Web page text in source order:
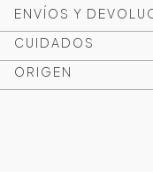
ENVÍOS Y
CUIDADOS
ORIGEN